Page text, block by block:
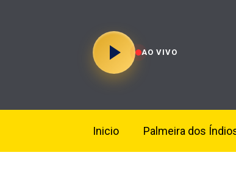
AO VIVO
Inicio Palmeira dos